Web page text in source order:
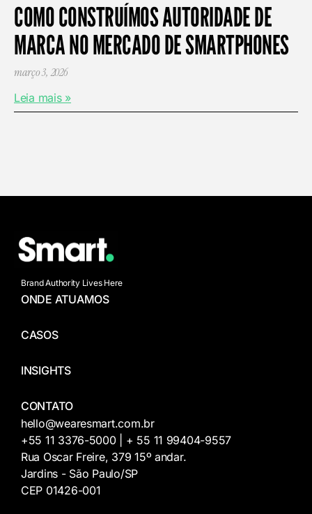
COMO CONSTRUÍMOS AUTORIDADE DE
MARCA NO MERCADO DE SMARTPHONES
março 3, 2026
Leia mais »
Brand Authority Lives Here
ONDE ATUAMOS
CASOS
INSIGHTS
CONTATO
hello@wearesmart.com.br
+55 11 3376-5000 | + 55 11 99404-9557
Rua Oscar Freire, 379 15º andar.
Jardins - São Paulo/SP
CEP 01426-001